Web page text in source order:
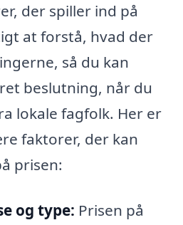
der spiller ind på
at forstå, hvad der
så du kan
beslutning, når du
lokale fagfolk. Her er
faktorer, der kan
prisen:
og type: Prisen på